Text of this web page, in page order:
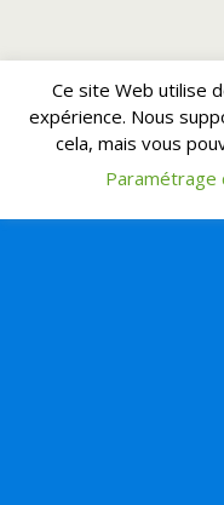
Mobile
Ce site Web utilise
expérience. Nous
cela, mais vous
Paramétrage